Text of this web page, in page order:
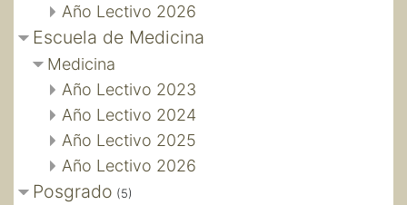
Año Lectivo 2026
Escuela de Medicina
Medicina
Año Lectivo 2023
Año Lectivo 2024
Año Lectivo 2025
Año Lectivo 2026
Posgrado (5)